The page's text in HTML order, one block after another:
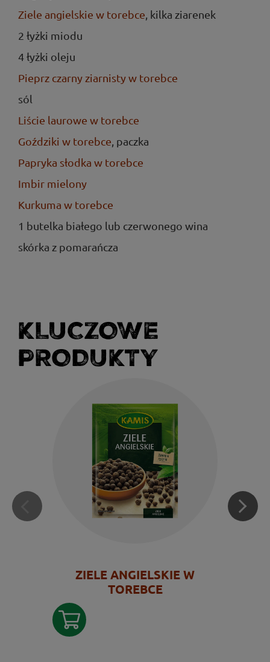
Ziele angielskie w torebce , kilka ziarenek
2 łyżki miodu
4 łyżki oleju
Pieprz czarny ziarnisty w torebce
sól
Liście laurowe w torebce
Goździki w torebce , paczka
Papryka słodka w torebce
Imbir mielony
Kurkuma w torebce
1 butelka białego lub czerwonego wina
skórka z pomarańcza
KLUCZOWE
PRODUKTY
ZIELE ANGIELSKIE W
TOREBCE